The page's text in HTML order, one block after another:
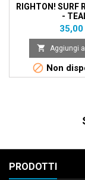
RIGHTON! SURF
-
35,00
 Aggiungi
 Non
PRODOTTI